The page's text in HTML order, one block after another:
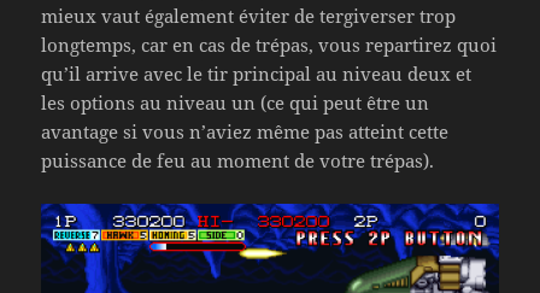
mieux vaut également éviter de tergiverser trop
longtemps, car en cas de trépas, vous repartirez quoi
qu’il arrive avec le tir principal au niveau deux et
les options au niveau un (ce qui peut être un
avantage si vous n’aviez même pas atteint cette
puissance de feu au moment de votre trépas).